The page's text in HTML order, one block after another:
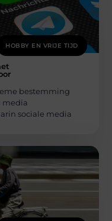
HOBBY EN VRIJE TIJD
bestemming
media
sociale media